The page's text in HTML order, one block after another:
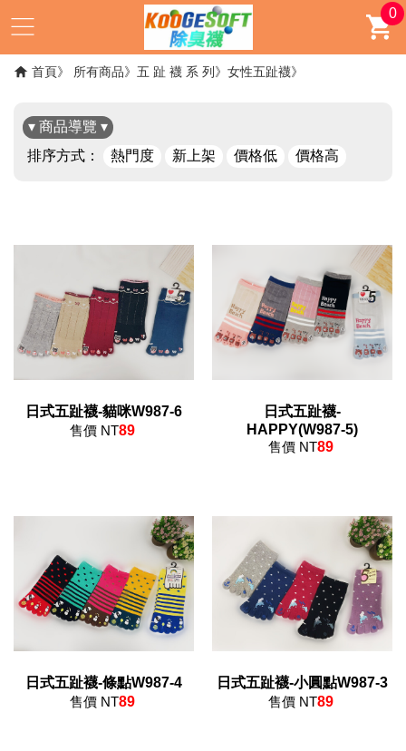
0
首頁 所有商品 五 趾 襪 系 列 女性五趾襪
▾ 商品導覽 ▾
排序方式：
熱門度 新上架 價格低 價格高
日式五趾襪-貓咪W987-6
售價 NT89
日式五趾襪-
HAPPY(W987-5)
售價 NT89
日式五趾襪-條點W987-4
售價 NT89
日式五趾襪-小圓點W987-3
售價 NT89